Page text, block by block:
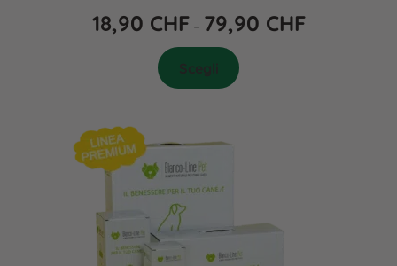
18,90 CHF – 79,90 CHF